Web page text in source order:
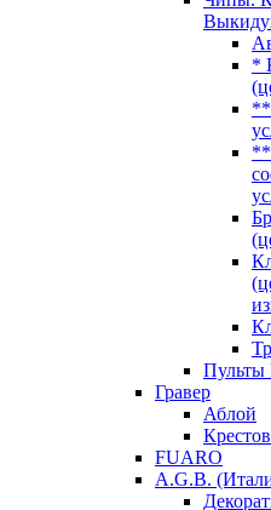
*
**
Пульты
Гравер
Аблой
FUARO
A.G.B.